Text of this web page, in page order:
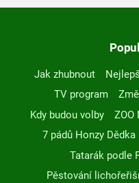
Jak zhubnout
TV program
Kdy budou volby
ZOO
7 pádů Honzy Dědka
Tatarák podle
Pěstování